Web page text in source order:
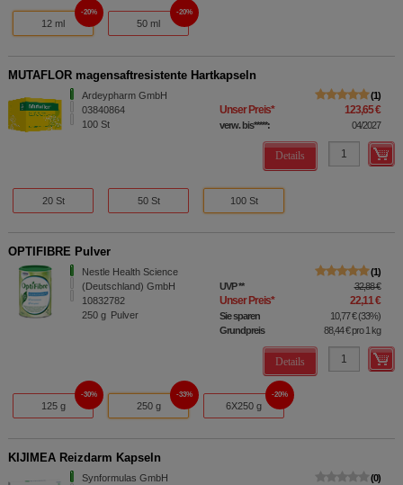
12 ml
20%
50 ml
20%
MUTAFLOR magensaftresistente Hartkapseln
Ardeypharm GmbH
03840864
100 St
1
Unser Preis* 123,65 €
verw. bis*****: 04/2027
Details
20 St 50 St 100 St
OPTIFIBRE Pulver
Nestle Health Science
(Deutschland) GmbH
10832782
250 g Pulver
1
UVP** 32,88 €
Unser Preis* 22,11 €
Sie sparen 10,77 €(33%)
Grundpreis
88,44 €pro 1 kg
Details
125 g
30%
250 g
33%
6X250 g
20%
KIJIMEA Reizdarm Kapseln
Synformulas GmbH
0